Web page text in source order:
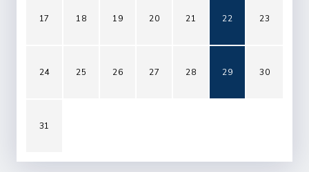
17 18 19 20 21 22 23
24 25 26 27 28 29 30
31